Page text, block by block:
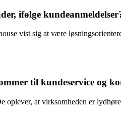
ifølge
vist sig at være
til kundeservice og
at virksomheden er